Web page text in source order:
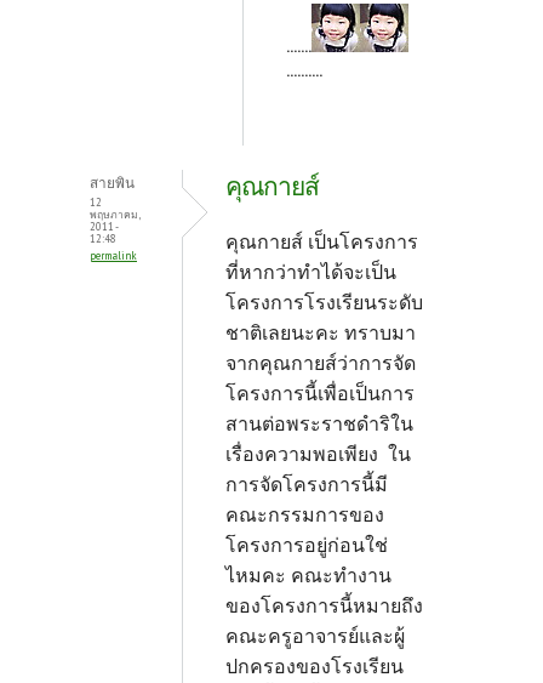
.......
..........
สายพิน
12
พฤษภาคม,
2011 -
12:48
permalink
คุณกายส์
คุณกายส์ เป็นโครงการ
ที่หากว่าทำได้จะเป็น
โครงการโรงเรียนระดับ
ชาติเลยนะคะ ทราบมา
จากคุณกายส์ว่าการจัด
โครงการนี้เพื่อเป็นการ
สานต่อพระราชดำริใน
เรื่องความพอเพียง ใน
การจัดโครงการนี้มี
คณะกรรมการของ
โครงการอยู่ก่อนใช่
ไหมคะ คณะทำงาน
ของโครงการนี้หมายถึง
คณะครูอาจารย์และผู้
ปกครองของโรงเรียน